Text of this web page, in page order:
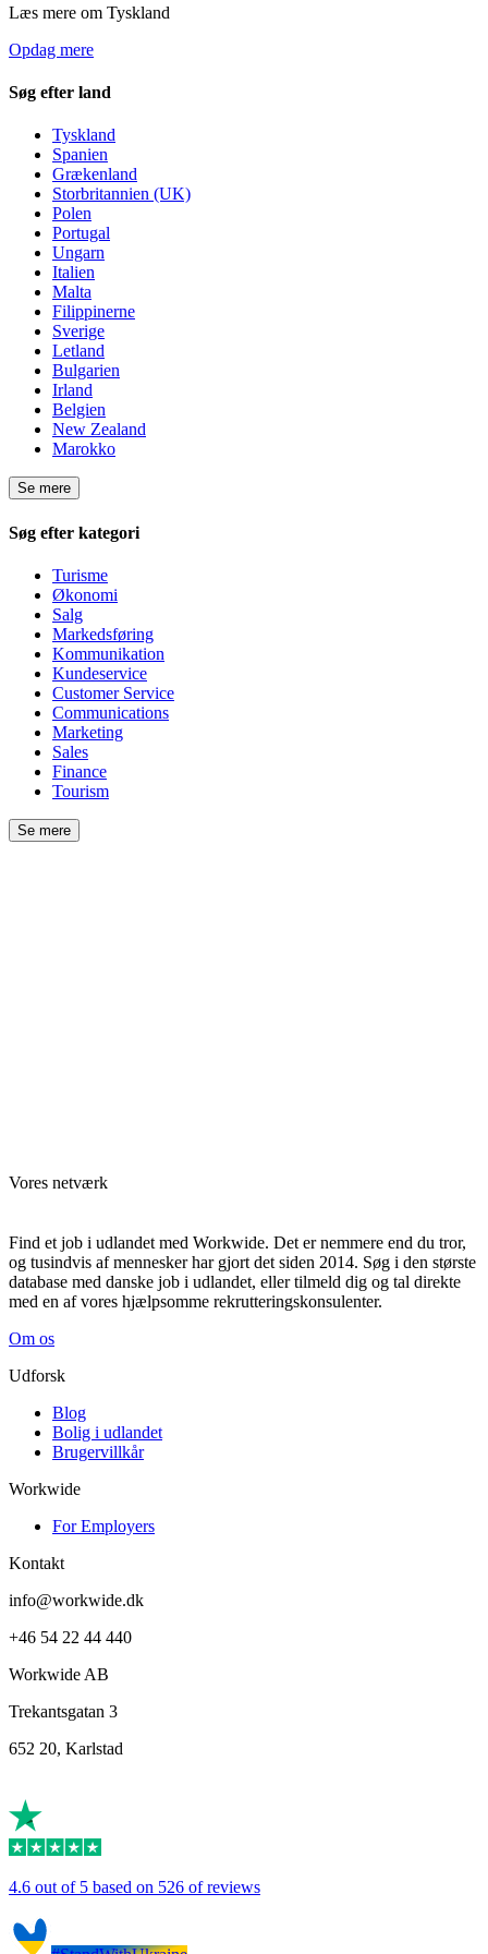
Læs mere om Tyskland
Opdag mere
Søg efter land
Tyskland
Spanien
Grækenland
Storbritannien (UK)
Polen
Portugal
Ungarn
Italien
Malta
Filippinerne
Sverige
Letland
Bulgarien
Irland
Belgien
New Zealand
Marokko
Se mere
Søg efter kategori
Turisme
Økonomi
Salg
Markedsføring
Kommunikation
Kundeservice
Customer Service
Communications
Marketing
Sales
Finance
Tourism
Se mere
Vores netværk
Find et job i udlandet med Workwide. Det er nemmere end du tror,
og tusindvis af mennesker har gjort det siden 2014. Søg i den største
database med danske job i udlandet, eller tilmeld dig og tal direkte
med en af vores hjælpsomme rekrutteringskonsulenter.
Om os
Udforsk
Blog
Bolig i udlandet
Brugervillkår
Workwide
For Employers
Kontakt
info@workwide.dk
+46 54 22 44 440
Workwide AB
Trekantsgatan 3
652 20, Karlstad
4.6 out of 5 based on 526 of reviews